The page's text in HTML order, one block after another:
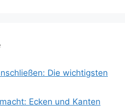
Die wichtigsten
Ecken und Kanten